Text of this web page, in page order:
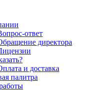
ответ
директора
и доставка
палитра